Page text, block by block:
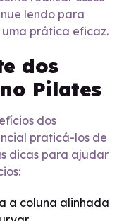
lendo para
prática eficaz.
dos
Pilates
dos
praticá-los de
dicas para ajudar
a coluna alinhada